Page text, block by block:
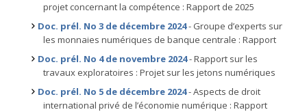
projet concernant la compétence : Rapport de 2025
Doc. prél. No 3 de décembre 2024- Groupe d’experts sur
les monnaies numériques de banque centrale : Rapport
Doc. prél. No 4 de novembre 2024- Rapport sur les
travaux exploratoires : Projet sur les jetons numériques
Doc. prél. No 5 de décembre 2024- Aspects de droit
international privé de l’économie numérique : Rapport